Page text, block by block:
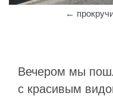
Вечером мы
с красивым